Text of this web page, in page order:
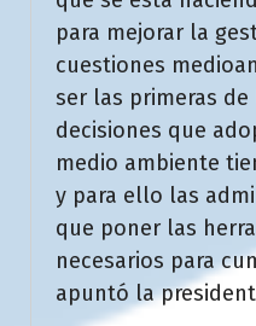
para mejorar la
cuestiones
ser las primeras
decisiones que
medio ambiente
y para ello las
que poner las
necesarios para
apuntó la